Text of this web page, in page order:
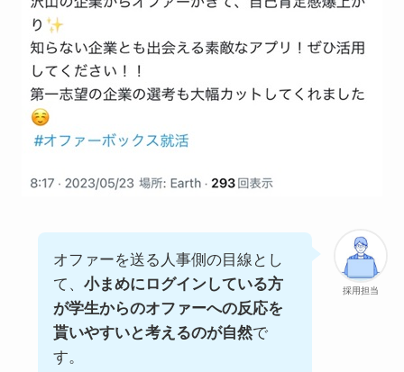
採用担当
オファーを送る人事側の目線とし
て、 小まめにログインしている方
が学生からのオファーへの反応を
貰いやすいと考えるのが自然で
す。